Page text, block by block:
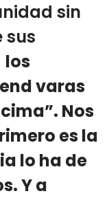
sin
sus
los
varas
Nos
es la
lo ha de
Y a